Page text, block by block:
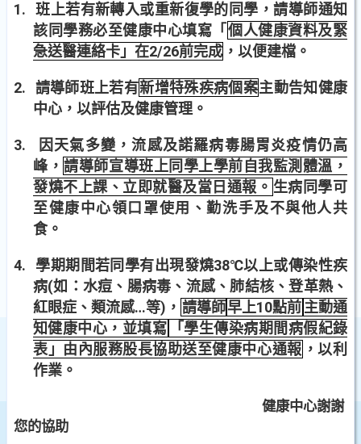
1.
班上若有新轉入或重新復學的同學，請導師通知
該同學務必至健康中心填寫 「 個人健康資料及緊
急送醫連絡卡」在2/26前完成 ，以便建檔。
2. 請導師班上若有新增特殊疾病個案主動告知健康
中心，以評估及健康管理。
3.
因天氣多變，流感及諾羅病毒腸胃炎疫情仍高
峰， 請導師宣導班上同學上學前自我監測體溫，
發燒不上課、立即就醫及當日通報。 生病同學可
至健康中心領口罩使用、勤洗手及不與他人共
食。
4. 學期期間若同學有出現發燒38℃以上或傳染性疾
病(如：水痘、腸病毒、流感、肺結核、登革熱、
紅眼症、類流感…等) ， 請導師早上10點前主動通
知健康中心，並填寫
「學生傳染病期間病假紀錄
表」由內服務股長協助送至健康中心通報 ，以利
作業。
健康中心謝謝
您的協助